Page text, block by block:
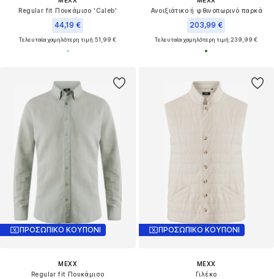
Regular fit Πουκάμισο 'Caleb'
44,19 €
Τελευταία χαμηλότερη τιμή:51,99 €
Ανοιξιάτικο ή φθινοπωρινό παρκά
203,99 €
Τελευταία χαμηλότερη τιμή:239,99 €
ΠΡΟΣΩΠΙΚΟ ΚΟΥΠΟΝΙ
MEXX
Regular fit Πουκάμισο
ΠΡΟΣΩΠΙΚΟ ΚΟΥΠΟΝΙ
MEXX
Γιλέκο